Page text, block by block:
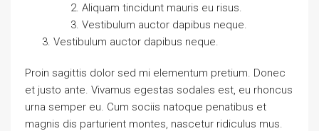
Aliquam tincidunt mauris eu risus.
Vestibulum auctor dapibus neque.
Vestibulum auctor dapibus neque.
Proin sagittis dolor sed mi elementum pretium. Donec
et justo ante. Vivamus egestas sodales est, eu rhoncus
urna semper eu. Cum sociis natoque penatibus et
magnis dis parturient montes, nascetur ridiculus mus.